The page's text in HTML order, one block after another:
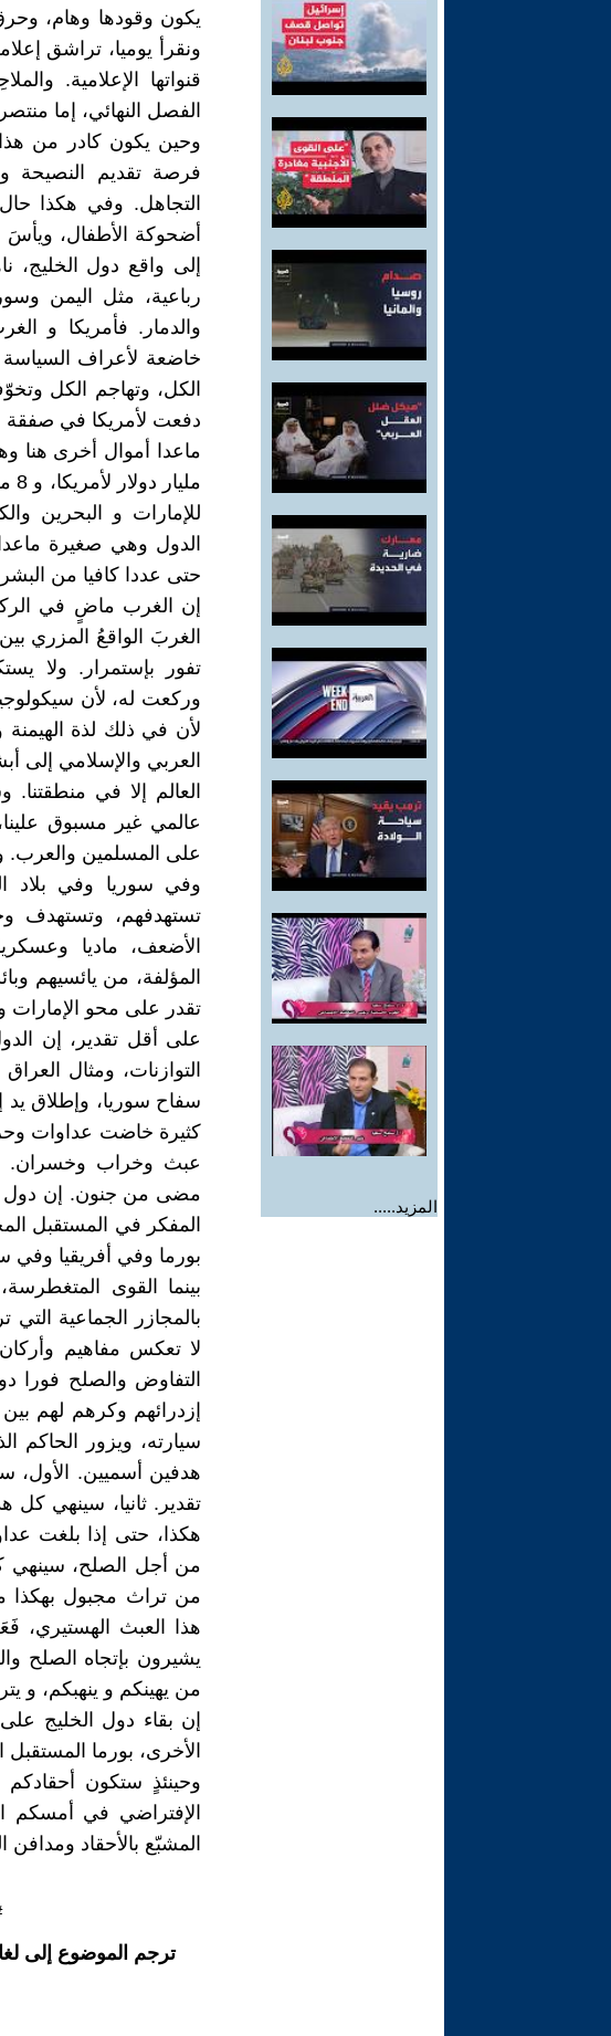
المزيد.....
يكون وقودها وهام،
ونقرأ يوميا، تراشق
قنواتها الإعلامية.
الفصل النهائي، إما
وحين يكون كادر من هذا
فرصة تقديم النصيحة
التجاهل. وفي هكذا
أضحوكة الأطفال، ويأسَ
إلى واقع دول الخليج،
رباعية، مثل اليمن
والدمار. فأمريكا و
خاضعة لأعراف السياسة
الكل، وتهاجم الكل
للإمارات و البحرين
الدول وهي صغيرة
حتى عددا كافيا من
إن الغرب ماضٍ في
الغربَ الواقعُ المزري
تفور بإستمرار. ولا
وركعت له، لأن
لأن في ذلك لذة
العربي والإسلامي
العالم إلا في
عالمي غير مسبوق
على المسلمين والعرب.
وفي سوريا وفي بلاد
تستهدفهم، وتستهدف
الأضعف، ماديا
المؤلفة، من يائسيهم
تقدر على محو الإمارات
على أقل تقدير، إن
التوازنات، ومثال
سفاح سوريا، وإطلاق يد
كثيرة خاضت عداوات
عبث وخراب وخسران.
مضى من جنون. إن دول
المفكر في المستقبل
بورما وفي أفريقيا
بينما القوى
بالمجازر الجماعية
لا تعكس مفاهيم وأركان
التفاوض والصلح فورا
إزدرائهم وكرهم لهم
سيارته، ويزور الحاكم
هدفين أسميين. الأول،
تقدير. ثانيا، سينهي كل
هكذا، حتى إذا بلغت
من أجل الصلح، سينهي
من تراث مجبول بهكذا
هذا العبث الهستيري،
يشيرون بإتجاه الصلح
من يهينكم و ينهبكم، و
إن بقاء دول الخليج
الأخرى، بورما المستقبل
وحينئذٍ ستكون أحقادكم
الإفتراضي في أمسكم
المشبّع بالأحقاد ومدافن
ترجم الموضوع إلى